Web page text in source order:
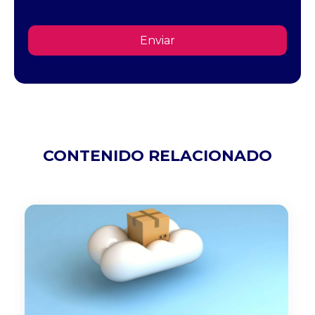
CONTENIDO RELACIONADO